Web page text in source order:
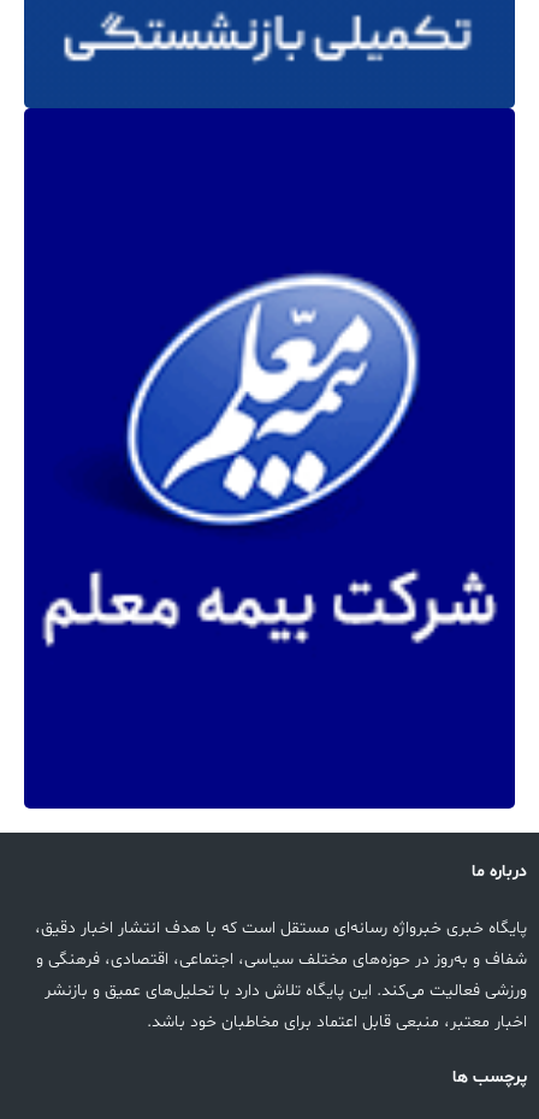
درباره ما
پایگاه خبری خبرواژه رسانه‌ای مستقل است که با هدف انتشار اخبار دقیق،
شفاف و به‌روز در حوزه‌های مختلف سیاسی، اجتماعی، اقتصادی، فرهنگی و
ورزشی فعالیت می‌کند. این پایگاه تلاش دارد با تحلیل‌های عمیق و بازنشر
اخبار معتبر، منبعی قابل اعتماد برای مخاطبان خود باشد.
پرچسب ها